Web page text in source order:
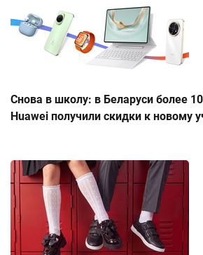
Снова в школу: в Беларуси более
Huawei получили скидки к новому